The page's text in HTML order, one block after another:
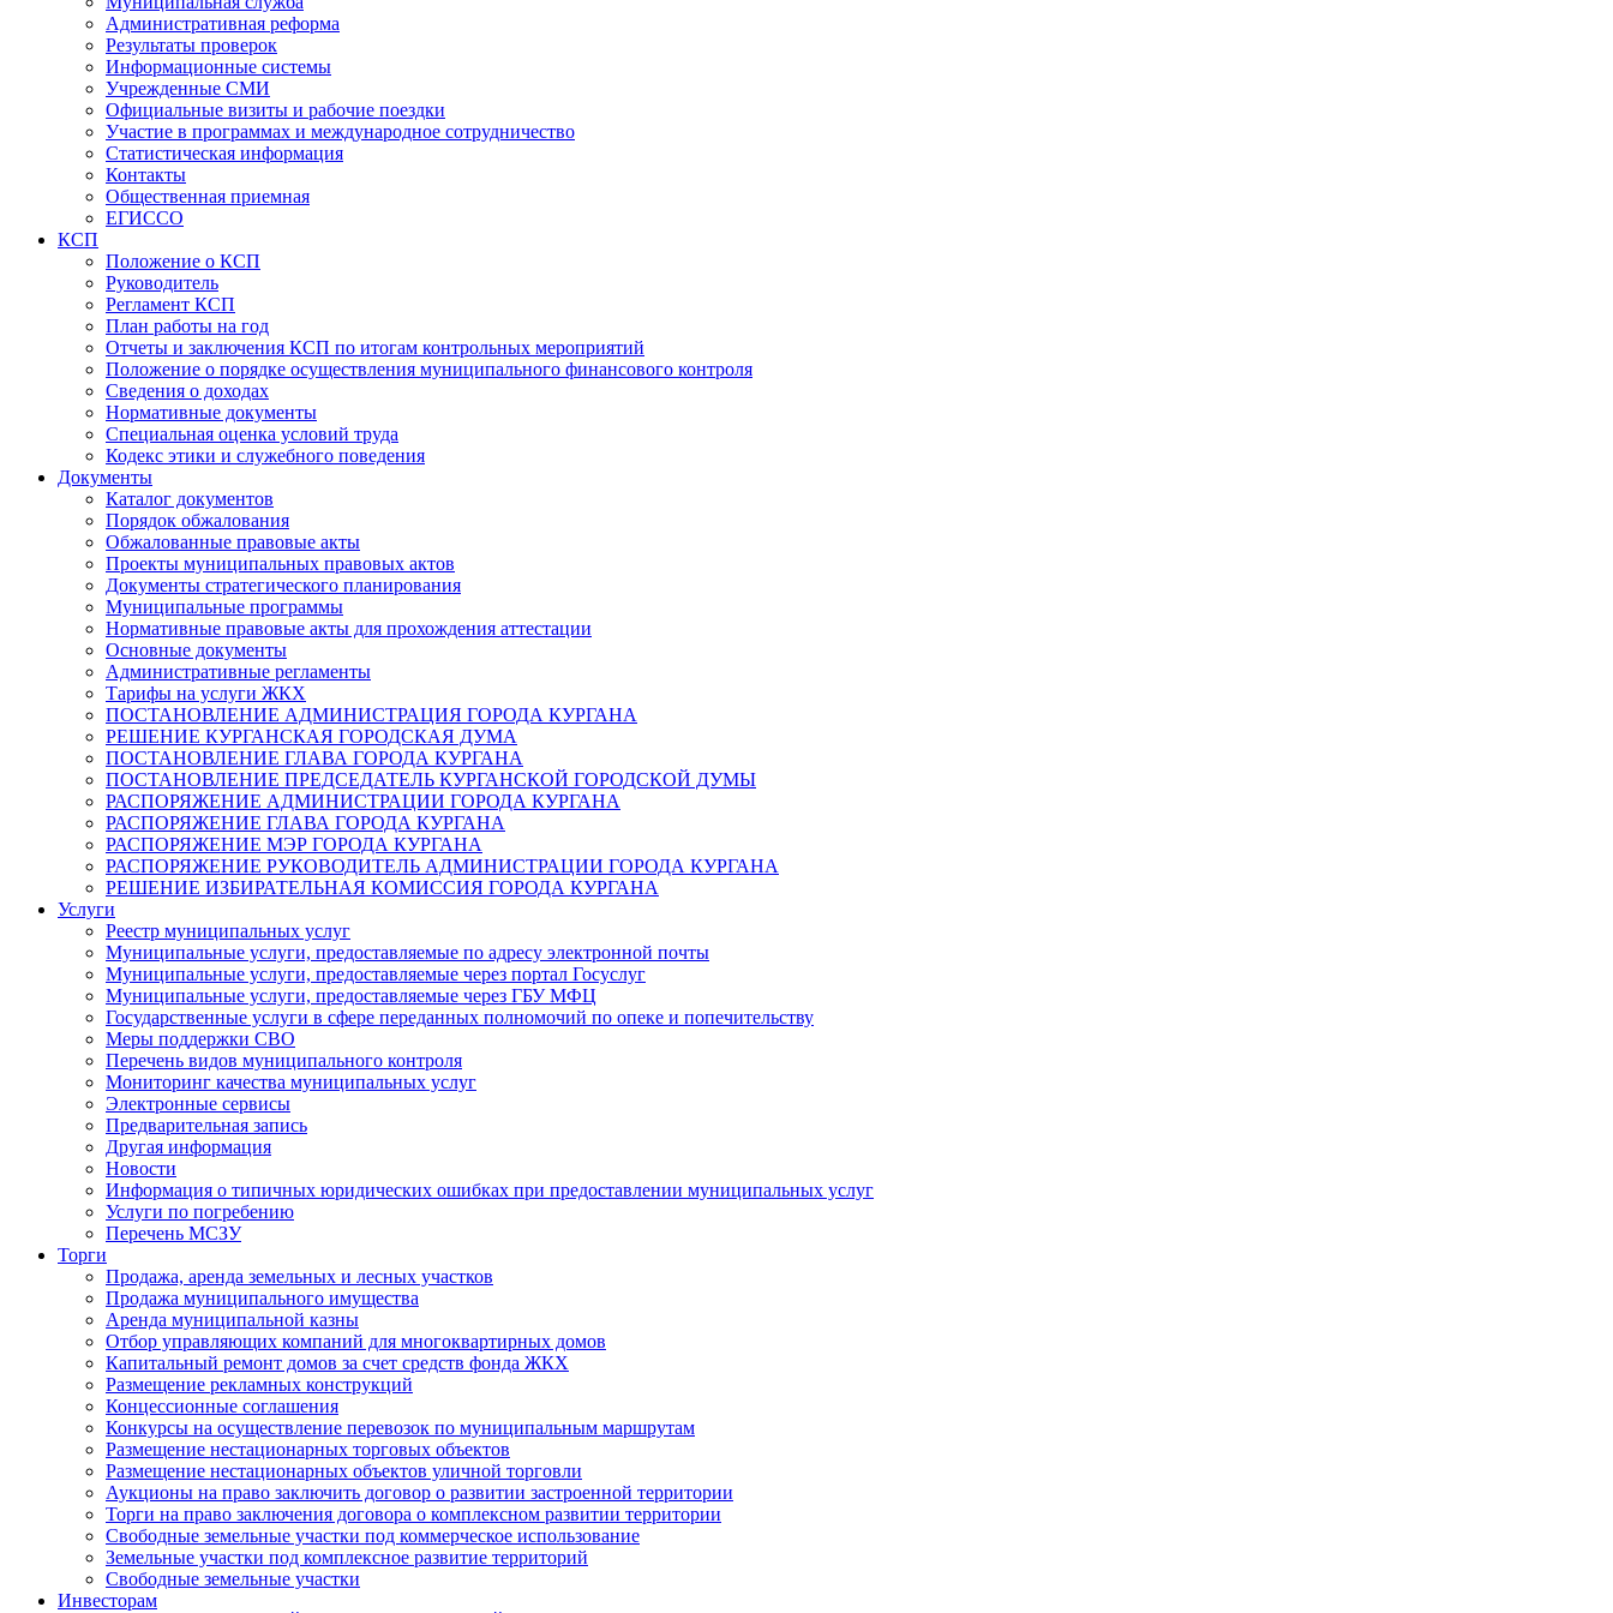
Административная реформа
Результаты проверок
Информационные системы
Учрежденные СМИ
Официальные визиты и рабочие поездки
Участие в программах и международное сотрудничество
Статистическая информация
Контакты
Общественная приемная
ЕГИССО
КСП
Положение о КСП
Руководитель
Регламент КСП
План работы на год
Отчеты и заключения КСП по итогам контрольных мероприятий
Положение о порядке осуществления муниципального финансового контроля
Сведения о доходах
Нормативные документы
Специальная оценка условий труда
Кодекс этики и служебного поведения
Документы
Каталог документов
Порядок обжалования
Обжалованные правовые акты
Проекты муниципальных правовых актов
Документы стратегического планирования
Муниципальные программы
Нормативные правовые акты для прохождения аттестации
Основные документы
Административные регламенты
Тарифы на услуги ЖКХ
ПОСТАНОВЛЕНИЕ АДМИНИСТРАЦИЯ ГОРОДА КУРГАНА
РЕШЕНИЕ КУРГАНСКАЯ ГОРОДСКАЯ ДУМА
ПОСТАНОВЛЕНИЕ ГЛАВА ГОРОДА КУРГАНА
ПОСТАНОВЛЕНИЕ ПРЕДСЕДАТЕЛЬ КУРГАНСКОЙ ГОРОДСКОЙ ДУМЫ
РАСПОРЯЖЕНИЕ АДМИНИСТРАЦИИ ГОРОДА КУРГАНА
РАСПОРЯЖЕНИЕ ГЛАВА ГОРОДА КУРГАНА
РАСПОРЯЖЕНИЕ МЭР ГОРОДА КУРГАНА
РАСПОРЯЖЕНИЕ РУКОВОДИТЕЛЬ АДМИНИСТРАЦИИ ГОРОДА КУРГАНА
РЕШЕНИЕ ИЗБИРАТЕЛЬНАЯ КОМИССИЯ ГОРОДА КУРГАНА
Услуги
Реестр муниципальных услуг
Муниципальные услуги, предоставляемые по адресу электронной почты
Муниципальные услуги, предоставляемые через портал Госуслуг
Муниципальные услуги, предоставляемые через ГБУ МФЦ
Государственные услуги в сфере переданных полномочий по опеке и попечительству
Меры поддержки СВО
Перечень видов муниципального контроля
Мониторинг качества муниципальных услуг
Электронные сервисы
Предварительная запись
Другая информация
Новости
Информация о типичных юридических ошибках при предоставлении муниципальных услуг
Услуги по погребению
Перечень МСЗУ
Торги
Продажа, аренда земельных и лесных участков
Продажа муниципального имущества
Аренда муниципальной казны
Отбор управляющих компаний для многоквартирных домов
Капитальный ремонт домов за счет средств фонда ЖКХ
Размещение рекламных конструкций
Концессионные соглашения
Конкурсы на осуществление перевозок по муниципальным маршрутам
Размещение нестационарных торговых объектов
Размещение нестационарных объектов уличной торговли
Аукционы на право заключить договор о развитии застроенной территории
Торги на право заключения договора о комплексном развитии территории
Свободные земельные участки под коммерческое использование
Земельные участки под комплексное развитие территорий
Свободные земельные участки
Инвесторам